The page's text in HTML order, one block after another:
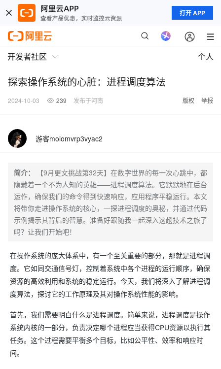
打开 APP
开发者社区 个人
探索操作系统的心脏：进程调度算法
2024-10-03 239 发布于河南 版权 举报
游客moiomvrp3vyac2
简介：
【9月更文挑战第32天】在数字世界的每一次心跳中，都
隐藏着一个不为人知的英雄——进程调度算法。它默默地在后台
运作，确保我们的命令得到快速响应，应用程序平稳运行。本文
将带你走进操作系统的核心，一探进程调度的奥秘，并通过代码
示例揭示其背后的智慧。准备好跟随我一起深入这趟技术之旅了
吗？让我们开始吧！
在操作系统的庞大体系中，有一个至关重要的部分，那就是进程调
度。它如同交通信号灯，控制着系统中各个进程的运行顺序，确保
资源的高效利用和系统的稳定运行。今天，我们将深入了解进程调
度算法，探讨它的工作原理及其对操作系统性能的影响。
首先，我们需要明白什么是进程调度。简单来说，进程调度是操作
系统内核的一部分，负责决定哪个进程应当获得CPU资源以执行其
任务。这个过程需要平衡多个目标，比如公平性、效率和响应时
间。